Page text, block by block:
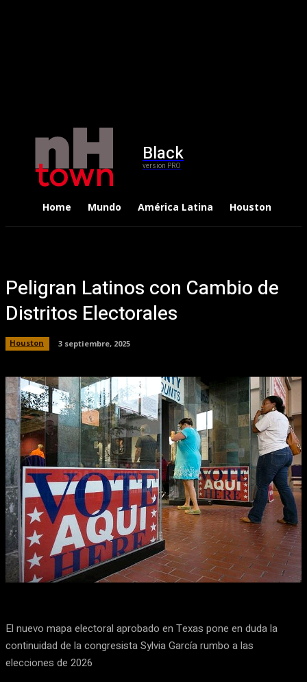
Black
version PRO
Home Mundo América Latina Houston
Peligran Latinos con Cambio de
Distritos Electorales
Houston 3 septiembre, 2025
Facebook X Pinterest WhatsApp
El nuevo mapa electoral aprobado en Texas pone en duda la
continuidad de la congresista Sylvia García rumbo a las
elecciones de 2026